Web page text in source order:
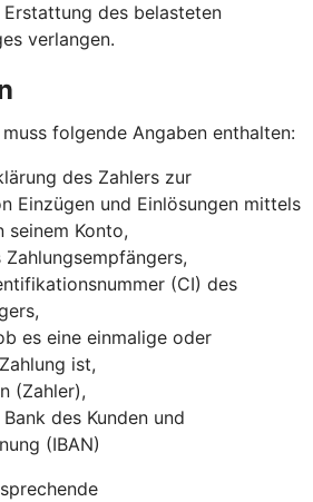
des belasteten
verlangen.
folgende Angaben enthalten:
des Zahlers zur
Einzügen und Einlösungen mittels
seinem Konto,
(CI) des
es eine einmalige oder
ist,
(Zahler),
des Kunden und
(IBAN)